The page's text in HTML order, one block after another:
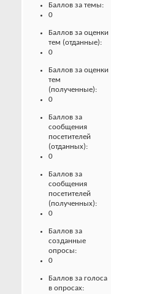
Баллов за темы:
0
Баллов за оценки
тем (отданные):
0
Баллов за оценки
тем
(полученные):
0
Баллов за
сообщения
посетителей
(отданных):
0
Баллов за
сообщения
посетителей
(полученных):
0
Баллов за
созданные
опросы:
0
Баллов за голоса
в опросах: